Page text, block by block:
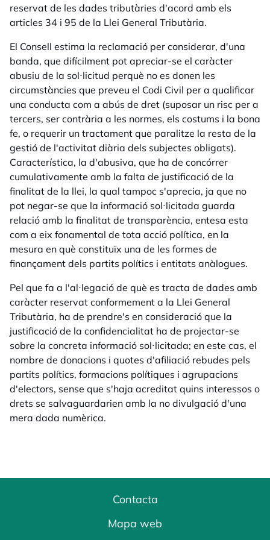
reservat de les dades tributàries d'acord amb els
articles 34 i 95 de la Llei General Tributària.
El Consell estima la reclamació per considerar, d'una
banda, que difícilment pot apreciar-se el caràcter
abusiu de la sol·licitud perquè no es donen les
circumstàncies que preveu el Codi Civil per a qualificar
una conducta com a abús de dret (suposar un risc per a
tercers, ser contrària a les normes, els costums i la bona
fe, o requerir un tractament que paralitze la resta de la
gestió de l'activitat diària dels subjectes obligats).
Característica, la d'abusiva, que ha de concórrer
cumulativamente amb la falta de justificació de la
finalitat de la llei, la qual tampoc s'aprecia, ja que no
pot negar-se que la informació sol·licitada guarda
relació amb la finalitat de transparència, entesa esta
com a eix fonamental de tota acció política, en la
mesura en què constituïx una de les formes de
finançament dels partits polítics i entitats anàlogues.
Pel que fa a l'al·legació de què es tracta de dades amb
caràcter reservat conformement a la Llei General
Tributària, ha de prendre's en consideració que la
justificació de la confidencialitat ha de projectar-se
sobre la concreta informació sol·licitada; en este cas, el
nombre de donacions i quotes d'afiliació rebudes pels
partits polítics, formacions polítiques i agrupacions
d'electors, sense que s'haja acreditat quins interessos o
drets se salvaguardarien amb la no divulgació d'una
mera dada numèrica.
Contacta
Mapa web